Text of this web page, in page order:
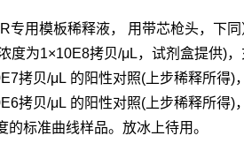
用模板稀释液， 用带芯枪头，下同
度为1×10E8拷贝/μL，试剂盒提供)
拷贝/μL 的阳性对照(上步稀释所得
拷贝/μL 的阳性对照(上步稀释所得
标准曲线样品。放冰上待用。